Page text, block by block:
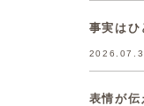
事実はひ
表情が伝